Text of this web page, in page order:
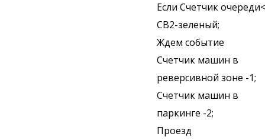
Если Счетчик
СВ2-зеленый;
Ждем событие
Счетчик машин в
реверсивной зоне -1;
Счетчик машин в
паркинге -2;
Проезд